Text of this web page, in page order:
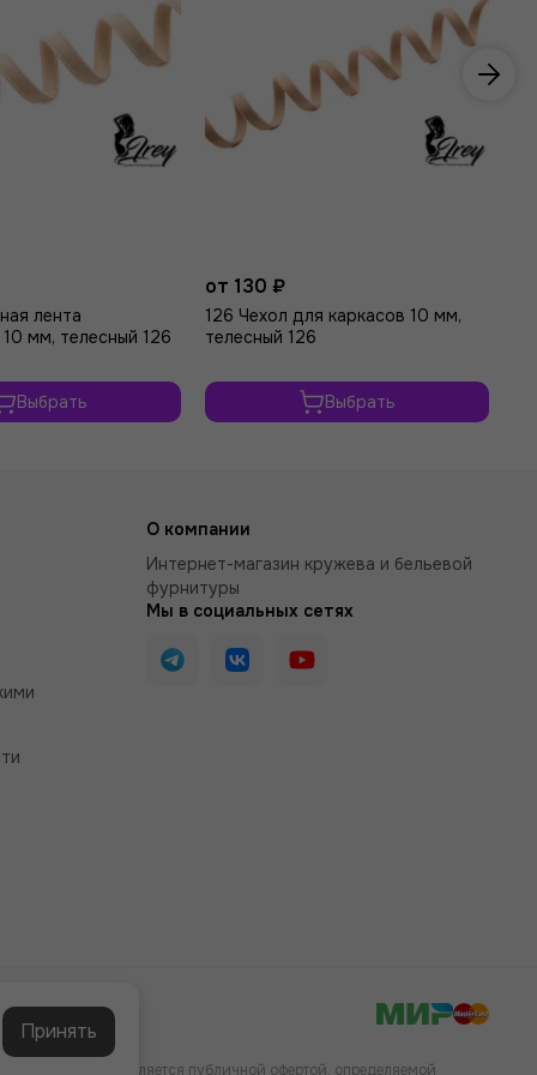
лента
мм, телесный 126
Выбрать
от 130 ₽
126 Чехол для каркасов 10 мм,
телесный 126
Выбрать
О компании
Интернет-магазин кружева и бельевой
фурнитуры
Мы в социальных сетях
условиях не является публичной офертой, определяемой
Принять